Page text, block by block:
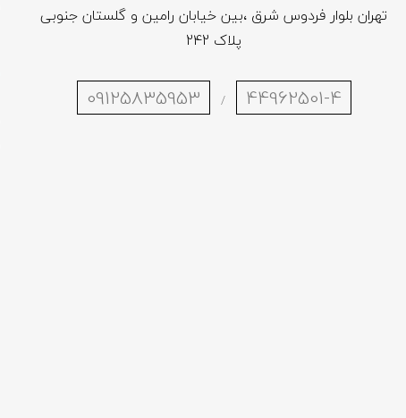
SEARCH AND PRESS ENTER
تهران بلوار فردوس شرق ،بین خیابان رامین و گلستان جنوبی
پلاک 242
44962501-4
/
09125835953